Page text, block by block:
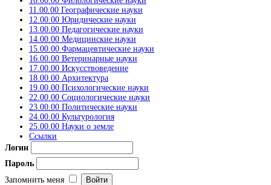
11.00.00 Географические науки
12.00.00 Юридические науки
13.00.00 Педагогические науки
14.00.00 Медицинские науки
15.00.00 Фармацевтические науки
16.00.00 Ветеринарные науки
17.00.00 Искусствоведение
18.00.00 Архитектура
19.00.00 Психологические науки
22.00.00 Социологические науки
23.00.00 Политические науки
24.00.00 Культурология
25.00.00 Науки о земле
Ссылки
Логин
Пароль
Запомнить меня